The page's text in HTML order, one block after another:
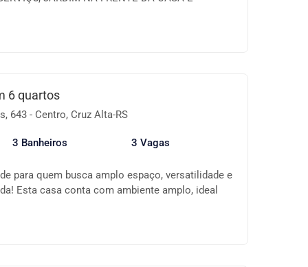
DA VENDA. AS VISITAS SÃO AGENDADAS.
6 quartos
643 - Centro, Cruz Alta-RS
3 Banheiros 3 Vagas
para quem busca amplo espaço, versatilidade e
Esta casa conta com ambiente amplo, ideal
ou empresas em geral. ✨ Destaques do